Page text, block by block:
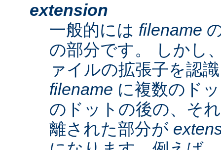
extension
一般的には filename
の部分です。 しかし
ァイルの拡張子を認
filename に複数のド
のドットの後の、そ
離された部分が